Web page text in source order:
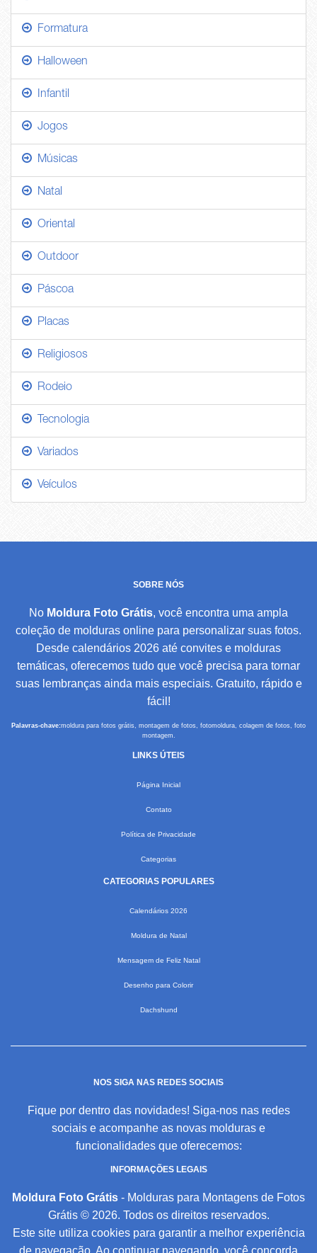
Formatura
Halloween
Infantil
Jogos
Músicas
Natal
Oriental
Outdoor
Páscoa
Placas
Religiosos
Rodeio
Tecnologia
Variados
Veículos
SOBRE NÓS
No Moldura Foto Grátis, você encontra uma ampla
coleção de molduras online para personalizar suas fotos.
Desde calendários 2026 até convites e molduras
temáticas, oferecemos tudo que você precisa para tornar
suas lembranças ainda mais especiais. Gratuito, rápido e
fácil!
Palavras-chave:moldura para fotos grátis, montagem de fotos, fotomoldura, colagem de fotos, foto
montagem.
LINKS ÚTEIS
Página Inicial
Contato
Política de Privacidade
Categorias
CATEGORIAS POPULARES
Calendários 2026
Moldura de Natal
Mensagem de Feliz Natal
Desenho para Colorir
Dachshund
NOS SIGA NAS REDES SOCIAIS
Fique por dentro das novidades! Siga-nos nas redes
sociais e acompanhe as novas molduras e
funcionalidades que oferecemos:
INFORMAÇÕES LEGAIS
Moldura Foto Grátis - Molduras para Montagens de Fotos
Grátis © 2026. Todos os direitos reservados.
Este site utiliza cookies para garantir a melhor experiência
de navegação. Ao continuar navegando, você concorda